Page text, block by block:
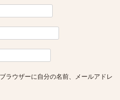
ラウザーに自分の名前、メールアドレ